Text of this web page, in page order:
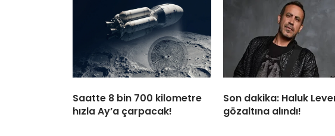
Saatte 8 bin 700 kilometre
hızla Ay’a çarpacak!
Son dakika: Haluk
gözaltına alındı!